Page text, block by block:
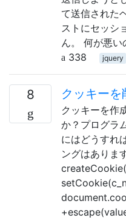
て送信された
ストにセッシ
ん。 何が悪い
338
jquery
8 クッキーを
クッキーを作
か？プログラ
にはどうすれ
ングはありま